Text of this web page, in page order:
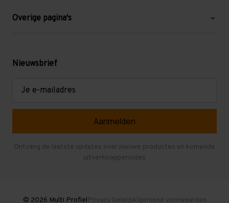
Blog
Levering en afhalen
Overige pagina's
Mezzanine
Verdiepingsvloeren
Gebruikte entresolvloeren
Nieuwsbrief
Ontvang de laatste updates over nieuwe producten en komende
uitverkoopperiodes
© 2026 Multi ProfielPrivacy beleidAlgemene voorwaarden